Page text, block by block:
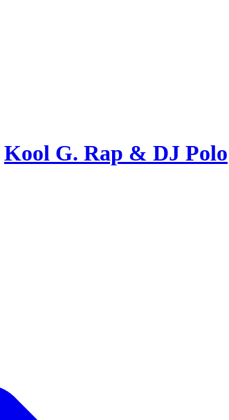
Kool G. Rap & DJ Polo